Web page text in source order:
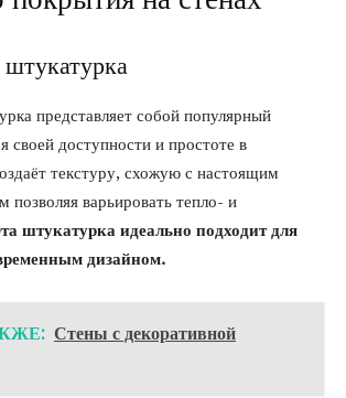
представляет собой популярный
своей доступности и простоте в
текстуру, схожую с настоящим
позволяя варьировать тепло- и
штукатурка идеально подходит для
дизайном.
Стены с декоративной